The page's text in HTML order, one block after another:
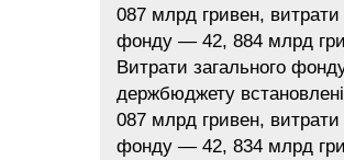
087 млрд гривен, витрати
фонду — 42, 884 млрд
Витрати загального
держбюджету встановлені
087 млрд гривен, витрати
фонду — 42, 834 млрд